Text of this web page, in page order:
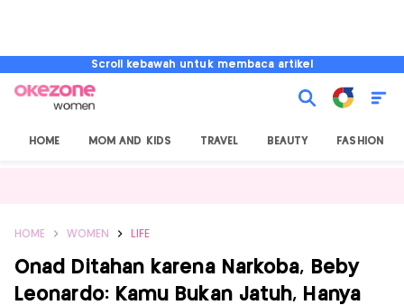
Scroll kebawah untuk membaca artikel
HOME MOM AND KIDS TRAVEL BEAUTY FASHION
HOME WOMEN LIFE
Onad Ditahan karena Narkoba, Beby
Leonardo: Kamu Bukan Jatuh, Hanya